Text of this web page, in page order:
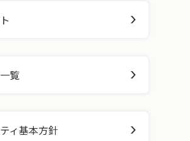
覧
ィ基本方針